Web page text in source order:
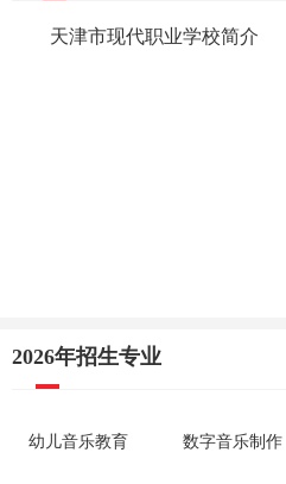
天津市现代职业学校简介
2026年招生专业
幼儿音乐教育 数字音乐制作